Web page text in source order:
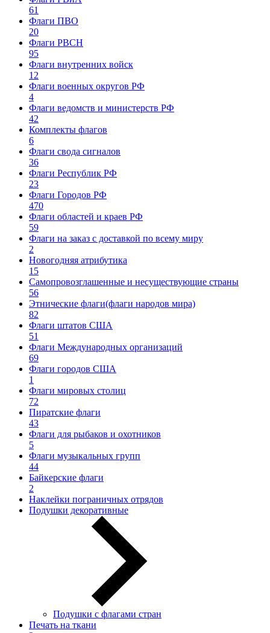
61
Флаги ПВО
20
Флаги РВСН
95
Флаги внутренних войск
12
Флаги военных округов РФ
4
Флаги ведомств и министерств РФ
42
Комплекты флагов
6
Флаги свода сигналов
36
Флаги Республик РФ
23
Флаги Городов РФ
470
Флаги областей и краев РФ
59
Флаги на заказ с доставкой по всему миру
2
Новогодняя атрибутика
15
Самопровозглашенные и несуществующие страны
56
Этнические флаги(флаги народов мира)
82
Флаги штатов США
51
Флаги Международных организаций
69
Флаги городов США
1
Флаги мировых столиц
72
Пиратские флаги
43
Флаги для рыбаков и охотников
5
Флаги музыкальных групп
44
Байкерские флаги
2
Наклейки пограничных отрядов
Подушки декоративные
Подушки с флагами стран
Печать на ткани